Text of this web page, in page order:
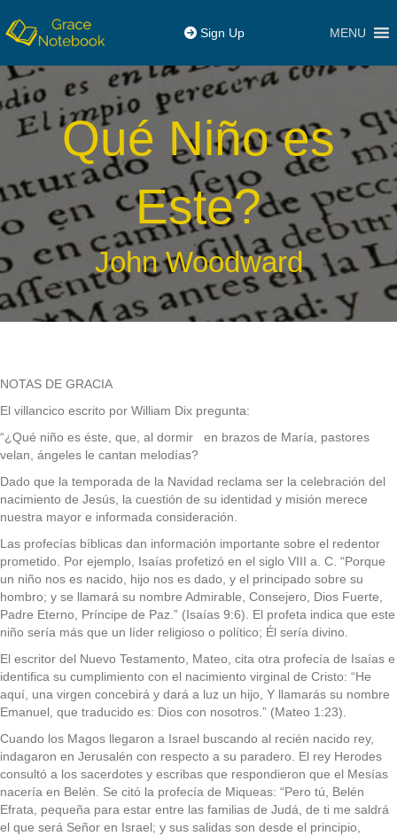
Sign Up MENU
Qué Niño es
Este?
John Woodward
NOTAS DE GRACIA
El villancico escrito por William Dix pregunta:
“¿Qué niño es éste, que, al dormir en brazos de María, pastores
velan, ángeles le cantan melodías?
Dado que la temporada de la Navidad reclama ser la celebración del
nacimiento de Jesús, la cuestión de su identidad y misión merece
nuestra mayor e informada consideración.
Las profecías bíblicas dan información importante sobre el redentor
prometido. Por ejemplo, Isaías profetizó en el siglo VIII a. C. “Porque
un niño nos es nacido, hijo nos es dado, y el principado sobre su
hombro; y se llamará su nombre Admirable, Consejero, Dios Fuerte,
Padre Eterno, Príncipe de Paz.” (Isaías 9:6). El profeta indica que este
niño sería más que un líder religioso o político; Él sería divino.
El escritor del Nuevo Testamento, Mateo, cita otra profecía de Isaías e
identifica su cumplimiento con el nacimiento virginal de Cristo: “He
aquí, una virgen concebirá y dará a luz un hijo, Y llamarás su nombre
Emanuel, que traducido es: Dios con nosotros.” (Mateo 1:23).
Cuando los Magos llegaron a Israel buscando al recién nacido rey,
indagaron en Jerusalén con respecto a su paradero. El rey Herodes
consultó a los sacerdotes y escribas que respondieron que el Mesías
nacería en Belén. Se citó la profecía de Miqueas: “Pero tú, Belén
Efrata, pequeña para estar entre las familias de Judá, de ti me saldrá
el que será Señor en Israel; y sus salidas son desde el principio,